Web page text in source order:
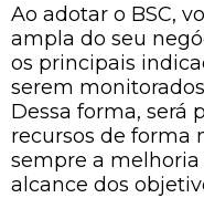
Ao adotar o BSC,
ampla do seu
os principais
serem
Dessa forma, será
recursos de forma
sempre a melhoria
alcance dos